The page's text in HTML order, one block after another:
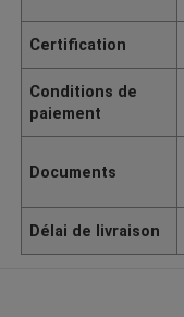
Certification
Conditions de
paiement
Documents
Délai de livraison